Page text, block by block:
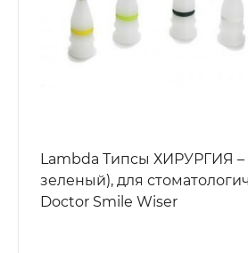
Lambda Типсы ХИРУРГИЯ –
зеленый), для
Doctor Smile Wiser